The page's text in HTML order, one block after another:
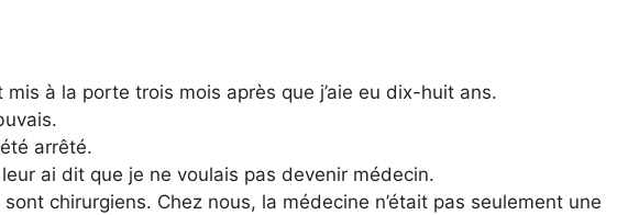
mis à la porte trois mois après que j’aie eu dix-huit ans.
arrêté.
ai dit que je ne voulais pas devenir médecin.
chirurgiens. Chez nous, la médecine n’était pas seulement une